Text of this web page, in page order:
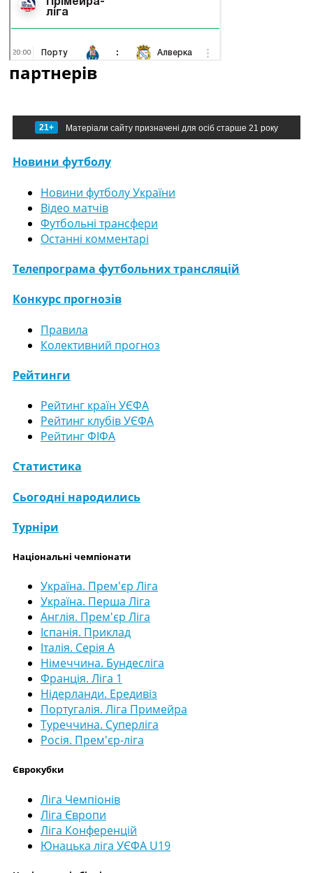
партнерів
21+ Матеріали сайту призначені для осіб старше 21 року
Новини футболу
Новини футболу України
Відео матчів
Футбольні трансфери
Останні комментарі
Телепрограма футбольних трансляцій
Конкурс прогнозів
Правила
Колективний прогноз
Рейтинги
Рейтинг країн УЄФА
Рейтинг клубів УЄФА
Рейтинг ФІФА
Статистика
Сьогодні народились
Турніри
Національні чемпіонати
Україна. Прем'єр Ліга
Україна. Перша Ліга
Англія. Прем'єр Ліга
Іспанія. Приклад
Італія. Серія А
Німеччина. Бундесліга
Франція. Ліга 1
Нідерланди. Ередивіз
Португалія. Ліга Примейра
Туреччина. Суперліга
Росія. Прем'єр-ліга
Єврокубки
Ліга Чемпіонів
Ліга Європи
Ліга Конференцій
Юнацька ліга УЄФА U19